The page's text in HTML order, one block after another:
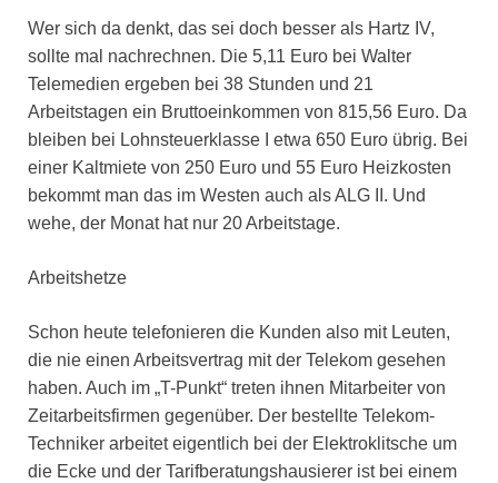
Wer sich da denkt, das sei doch besser als Hartz IV,
sollte mal nachrechnen. Die 5,11 Euro bei Walter
Telemedien ergeben bei 38 Stunden und 21
Arbeitstagen ein Bruttoeinkommen von 815,56 Euro. Da
bleiben bei Lohnsteuerklasse I etwa 650 Euro übrig. Bei
einer Kaltmiete von 250 Euro und 55 Euro Heizkosten
bekommt man das im Westen auch als ALG II. Und
wehe, der Monat hat nur 20 Arbeitstage.
Arbeitshetze
Schon heute telefonieren die Kunden also mit Leuten,
die nie einen Arbeitsvertrag mit der Telekom gesehen
haben. Auch im „T-Punkt“ treten ihnen Mitarbeiter von
Zeitarbeitsfirmen gegenüber. Der bestellte Telekom-
Techniker arbeitet eigentlich bei der Elektroklitsche um
die Ecke und der Tarifberatungshausierer ist bei einem